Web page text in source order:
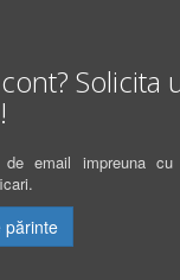
Solicita
de email impreuna cu
părinte